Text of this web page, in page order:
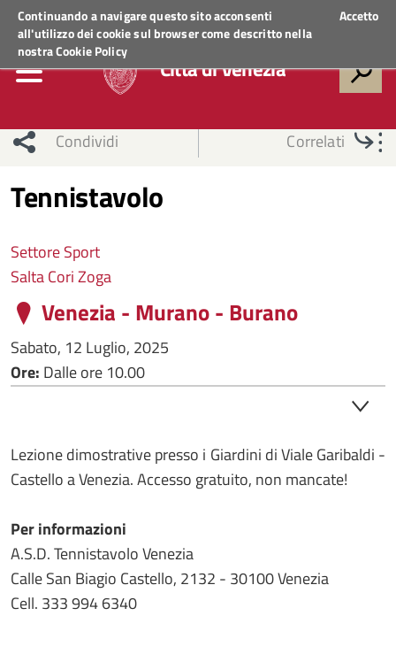
Continuando a navigare questo sito acconsenti
all'utilizzo dei cookie sul browser come descritto nella
nostraCookie Policy
Accetto
Regione VenetoACCEDI AI SERVIZI
Città di Venezia
Condividi Correlati
Tennistavolo
Settore Sport
Salta Cori Zoga
Venezia - Murano - Burano
Sabato, 12 Luglio, 2025
Ore: Dalle ore 10.00
Lezione dimostrative presso i Giardini di Viale Garibaldi -
Castello a Venezia. Accesso gratuito, non mancate!
Per informazioni
A.S.D. Tennistavolo Venezia
Calle San Biagio Castello, 2132 - 30100 Venezia
Cell. 333 994 6340